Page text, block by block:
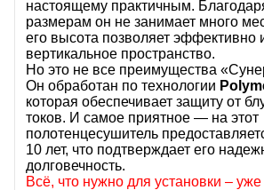
настоящему практичным.
размерам он не занимает много
его высота позволяет эффективно
вертикальное пространство.
Но это не все преимущества
Он обработан по технологии
которая обеспечивает защиту от
токов. И самое приятное — на этот
полотенцесушитель
10 лет, что подтверждает его
долговечность.
Всё, что нужно для установки –